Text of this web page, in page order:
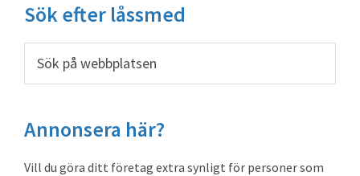
Primärt
sidofält
Sök efter låssmed
Annonsera här?
Vill du göra ditt företag extra synligt för personer som